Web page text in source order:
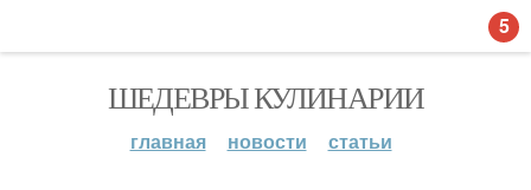
ШЕДЕВРЫ КУЛИНАРИИ
главная новости статьи
5